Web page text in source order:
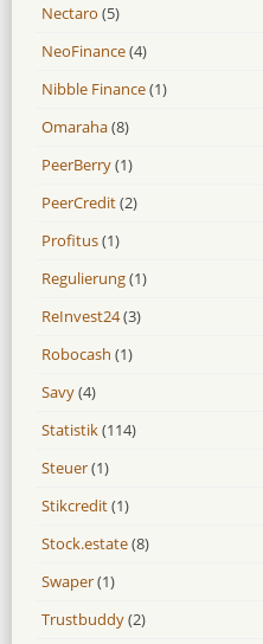
Nectaro (5)
NeoFinance(4)
Nibble Finance(1)
Omaraha(8)
PeerBerry(1)
PeerCredit(2)
Profitus(1)
Regulierung(1)
ReInvest24(3)
Robocash (1)
Savy(4)
Statistik(114)
Steuer(1)
Stikcredit(1)
Stock.estate(8)
Swaper(1)
Trustbuddy(2)